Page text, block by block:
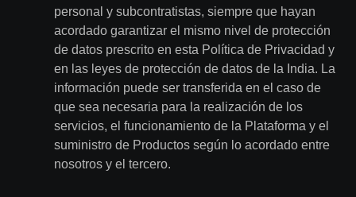
personal y subcontratistas, siempre que hayan
acordado garantizar el mismo nivel de protección
de datos prescrito en esta Política de Privacidad y
en las leyes de protección de datos de la India. La
información puede ser transferida en el caso de
que sea necesaria para la realización de los
servicios, el funcionamiento de la Plataforma y el
suministro de Productos según lo acordado entre
nosotros y el tercero.